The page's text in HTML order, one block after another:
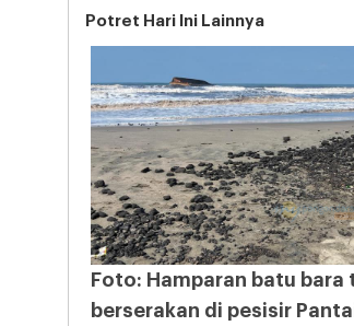
Potret Hari Ini Lainnya
Foto: Hamparan batu bara
berserakan di pesisir